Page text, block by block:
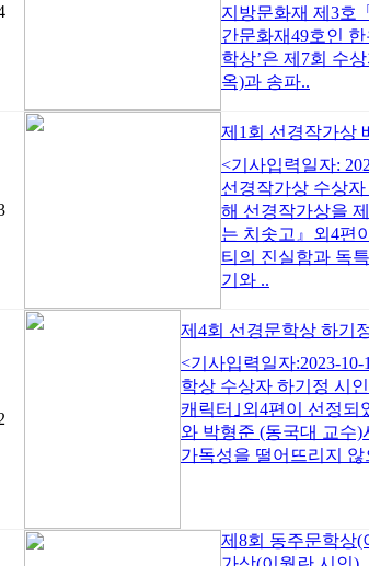
지방문화재 제3호
간문화재49호인
학상’은 제7회 수
옥)과 송파..
제1회 선경작가상
<기사입력일자:
선경작가상 수상
해 선경작가상을
는 치솟고』외4편
티의 진실함과 독
기와 ..
제4회 선경문학상 하기
<기사입력일자:2023-
학상 수상자 하기정 시
캐릭터｣외4편이 선정되
와 박형준 (동국대 교수
가독성을 떨어뜨리지
제8회 동주문학상(